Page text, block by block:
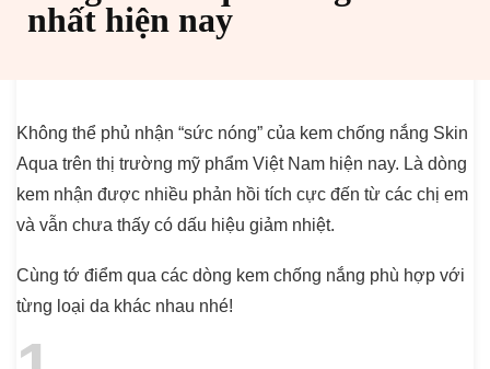
nhất hiện nay
Không thể phủ nhận “sức nóng” của kem chống nắng Skin
Aqua trên thị trường mỹ phẩm Việt Nam hiện nay. Là dòng
kem nhận được nhiều phản hồi tích cực đến từ các chị em
và vẫn chưa thấy có dấu hiệu giảm nhiệt.
Cùng tớ điểm qua các dòng kem chống nắng phù hợp với
từng loại da khác nhau nhé!